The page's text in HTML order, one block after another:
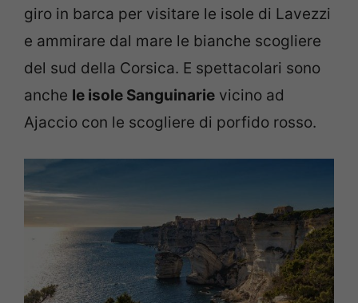
giro in barca per visitare le isole di Lavezzi
e ammirare dal mare le bianche scogliere
del sud della Corsica. E spettacolari sono
anche le isole Sanguinarie vicino ad
Ajaccio con le scogliere di porfido rosso.